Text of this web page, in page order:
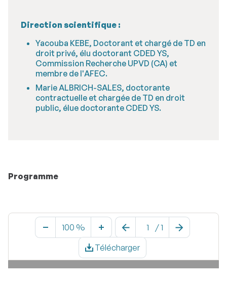
Direction scientifique :
Yacouba KEBE, Doctorant et chargé de TD en
droit privé, élu doctorant CDED YS,
Commission Recherche UPVD (CA) et
membre de l'AFEC.
Marie ALBRICH-SALES, doctorante
contractuelle et chargée de TD en droit
public, élue doctorante CDED YS.
Programme
100 % /1
Télécharger